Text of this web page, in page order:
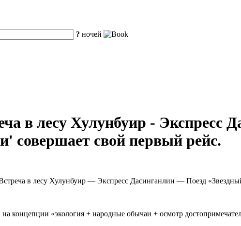
? ночей
в лесу Хулунбуир - Экспресс
совершает свой первый рейс.
в лесу Хулунбуир — Экспресс Дасинганлин — Поезд
концепции «экология + народные обычаи + осмотр